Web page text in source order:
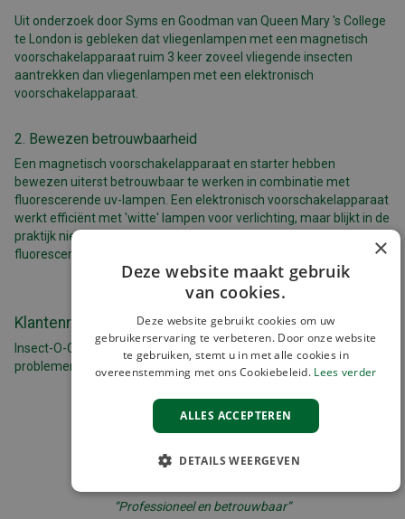
Uit onderzoek door Syms en Goodman van Queen Mary 's College
te London is gebleken dat vliegenlampen met een magnetisch
voorschakelapparaat ruim 3 keer zoveel vliegende insecten
aantrekken dan vliegenlampen met een elektronisch
voorschakelapparaat.
2. Bewezen betrouwbaarheid
Een magnetisch voorschakelapparaat en starter hebben
bewezen uiterst betrouwbaar te werken in combinatie met
fluorescerende uv-lampen. Een elektronisch voorschakelapparaat
werkt efficiënt met 'witte' lampen voor verlichting, maar blijkt in de
praktijk niet betrouwbaar te werken in combinatie met
fluorescerende uv-lampen.
Klantenreacties
Insect-O-Cutor biedt oplossingen voor een breed scala aan
problemen op het gebied van vliegende insecten.
“Zeer correct advies gekregen. Dank!”
“Professioneel en betrouwbaar”
×
Deze website maakt gebruik
van cookies.
Deze website gebruikt cookies om uw
gebruikerservaring te verbeteren. Door onze website
te gebruiken, stemt u in met alle cookies in
overeenstemming met ons Cookiebeleid. Lees verder
ALLES ACCEPTEREN
DETAILS WEERGEVEN
STRIKT NOODZAKELIJK PRESTATIE